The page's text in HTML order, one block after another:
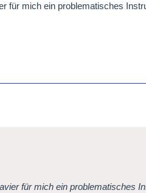
für mich ein problematisches
für mich ein problematisches